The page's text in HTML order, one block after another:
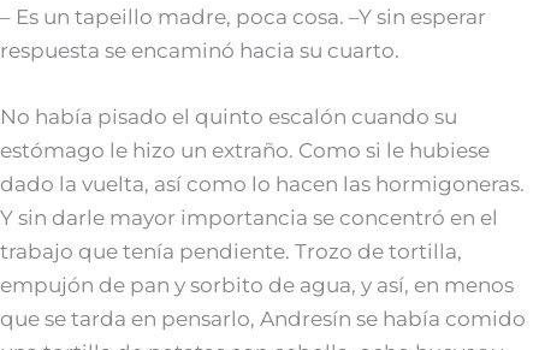
– Es un tapeillo madre, poca cosa. –Y sin esperar
respuesta se encaminó hacia su cuarto.
No había pisado el quinto escalón cuando su
estómago le hizo un extraño. Como si le hubiese
dado la vuelta, así como lo hacen las hormigoneras.
Y sin darle mayor importancia se concentró en el
trabajo que tenía pendiente. Trozo de tortilla,
empujón de pan y sorbito de agua, y así, en menos
que se tarda en pensarlo, Andresín se había comido